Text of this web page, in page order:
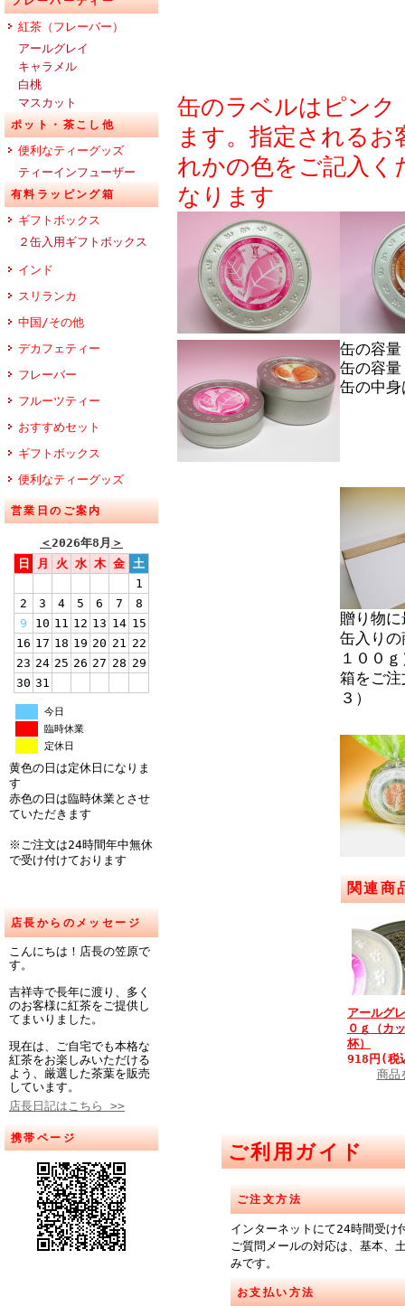
紅茶（フレーバー）
アールグレイ
キャラメル
白桃
マスカット
ポット・茶こし他
便利なティーグッズ
ティーインフューザー
有料ラッピング箱
ギフトボックス
２缶入用ギフトボックス
インド
スリランカ
中国/その他
デカフェティー
フレーバー
フルーツティー
おすすめセット
ギフトボックス
便利なティーグッズ
営業日のご案内
＜2026年8月 ＞
日
月 火 水 木 金 土
1
2
3 4 5 6 7
8
9
10 11 12 13 14 15
16 17 18 19 20 21 22
23 24 25 26 27 28 29
30 31
今日
臨時休業
定休日
黄色の日は定休日になりま
す
赤色の日は臨時休業とさせ
ていただきます
※ご注文は24時間年中無休
で受け付けております
店長からのメッセージ
こんにちは！店長の笠原で
す。
吉祥寺で長年に渡り、多く
のお客様に紅茶をご提供し
てまいりました。
現在は、ご自宅でも本格な
紅茶をお楽しみいただける
よう、厳選した茶葉を販売
しています。
店長日記はこちら >>
携帯ページ
缶のラベルはピン
ます。指定される
れかの色をご記入
なります
缶の容
缶の容
缶の中
贈り物
缶入り
１００
箱をご
３）
関連商
アールグ
０ｇ（カ
杯）
918円(税
商品
ご利用ガイド
ご注文方法
インターネットにて24時間受け
ご質問メールの対応は、基本、
みです。
お支払い方法